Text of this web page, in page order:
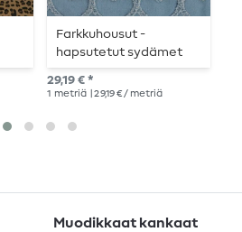
Farkkuhousut -
hapsutetut sydämet
vaaleansininen
29,19 € *
1 metriä | 29,19 € / metriä
Muodikkaat kankaat